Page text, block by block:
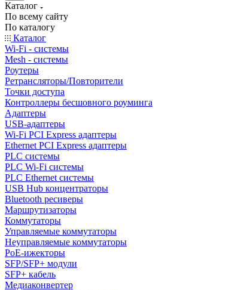
Каталог
По всему сайту
По каталогу
Каталог
Wi-Fi - системы
Mesh - системы
Роутеры
Ретрансляторы/Повторители
Точки доступа
Контроллеры бесшовного роуминга
Адаптеры
USB-адаптеры
Wi-Fi PCI Express адаптеры
Ethernet PCI Express адаптеры
PLC системы
PLC Wi-Fi системы
PLC Ethernet системы
USB Hub концентраторы
Bluetooth ресиверы
Маршрутизаторы
Коммутаторы
Управляемые коммутаторы
Неуправляемые коммутаторы
PoE-ижекторы
SFP/SFP+ модули
SFP+ кабель
Медиаконвертер